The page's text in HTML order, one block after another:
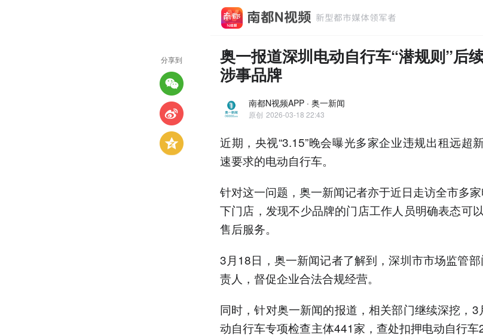
奥一报道深圳电动自行车“潜规则”后
涉事品牌
南都N视频APP · 奥一新闻
原创 2026-03-18 22:43
近期，央视“3.15”晚会曝光多家企业违规出租远超
速要求的电动自行车。
针对这一问题，奥一新闻记者亦于近日走访全市多
下门店，发现不少品牌的门店工作人员明确表态可
售后服务。
3月18日，奥一新闻记者了解到，深圳市市场监管
责人，督促企业合法合规经营。
同时，针对奥一新闻的报道，相关部门继续深挖，
动自行车专项检查主体441家，查处扣押电动自行
分享到